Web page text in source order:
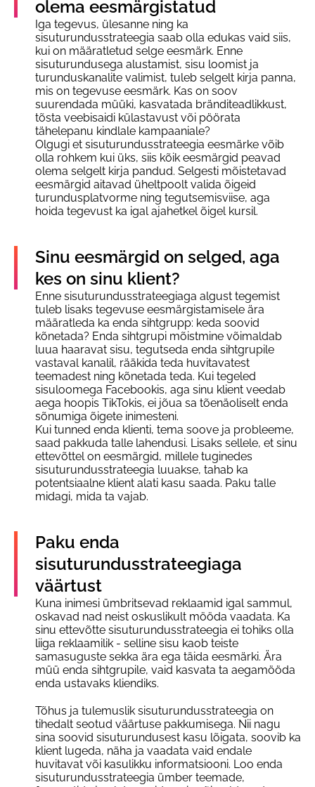
olema eesmärgistatud
Iga tegevus, ülesanne ning ka
sisuturundusstrateegia saab olla edukas vaid siis,
kui on määratletud selge eesmärk. Enne
sisuturundusega alustamist, sisu loomist ja
turunduskanalite valimist, tuleb selgelt kirja panna,
mis on tegevuse eesmärk. Kas on soov
suurendada müüki, kasvatada bränditeadlikkust,
tõsta veebisaidi külastavust või pöörata
tähelepanu kindlale kampaaniale?
Olgugi et sisuturundusstrateegia eesmärke võib
olla rohkem kui üks, siis kõik eesmärgid peavad
olema selgelt kirja pandud. Selgesti mõistetavad
eesmärgid aitavad üheltpoolt valida õigeid
turundusplatvorme ning tegutsemisviise, aga
hoida tegevust ka igal ajahetkel õigel kursil.
Sinu eesmärgid on selged, aga
kes on sinu klient?
Enne sisuturundusstrateegiaga algust tegemist
tuleb lisaks tegevuse eesmärgistamisele ära
määratleda ka enda sihtgrupp: keda soovid
kõnetada? Enda sihtgrupi mõistmine võimaldab
luua haaravat sisu, tegutseda enda sihtgrupile
vastaval kanalil, rääkida teda huvitavatest
teemadest ning kõnetada teda. Kui tegeled
sisuloomega Facebookis, aga sinu klient veedab
aega hoopis TikTokis, ei jõua sa tõenäoliselt enda
sõnumiga õigete inimesteni.
Kui tunned enda klienti, tema soove ja probleeme,
saad pakkuda talle lahendusi. Lisaks sellele, et sinu
ettevõttel on eesmärgid, millele tuginedes
sisuturundusstrateegia luuakse, tahab ka
potentsiaalne klient alati kasu saada. Paku talle
midagi, mida ta vajab.
Paku enda
sisuturundusstrateegiaga
väärtust
Kuna inimesi ümbritsevad reklaamid igal sammul,
oskavad nad neist oskuslikult mööda vaadata. Ka
sinu ettevõtte sisuturundusstrateegia ei tohiks olla
liiga reklaamilik - selline sisu kaob teiste
samasuguste sekka ära ega täida eesmärki. Ära
müü enda sihtgrupile, vaid kasvata ta aegamööda
enda ustavaks kliendiks.
Tõhus ja tulemuslik sisuturundusstrateegia on
tihedalt seotud väärtuse pakkumisega. Nii nagu
sina soovid sisuturundusest kasu lõigata, soovib ka
klient lugeda, näha ja vaadata vaid endale
huvitavat või kasulikku informatsiooni. Loo enda
sisuturundusstrateegia ümber teemade,